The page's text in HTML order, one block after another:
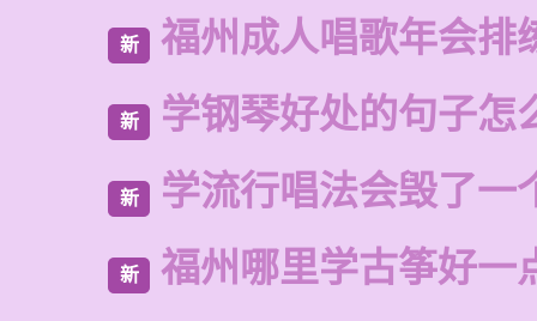
新 福州成人唱歌年会排
新 学钢琴好处的句子怎
新 学流行唱法会毁了一
新 福州哪里学古筝好一